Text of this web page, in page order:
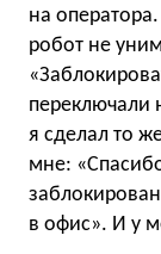
на
робот не
переключали
я сделал то
мне:
в офис». И у